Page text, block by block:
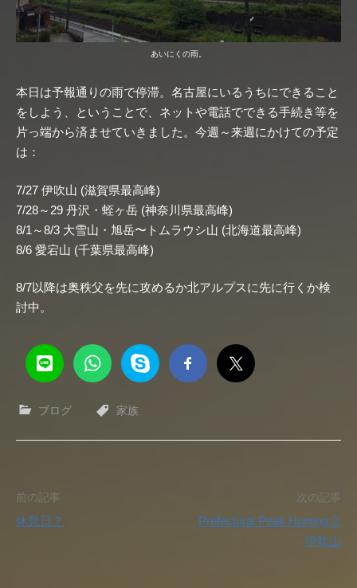
あいにくの雨。
本日は予報通りの雨で停滞。名古屋にいるうちにできること
をしよう、ということで、ネットや電話でできる手続き等を
片っ端から済ませていきました。今週～来週にかけての予定
は：
7/27 伊吹山 (滋賀県最高峰)
7/28～29 丹沢・蛭ヶ岳 (神奈川県最高峰)
8/1～8/3 大雪山・旭岳〜トムラウシ山 (北海道最高峰)
8/6 愛宕山 (千葉県最高峰)
8/7以降は奥秩父を先に攻めるか北アルプスに先に行くか検
討中。
ブログ 家族
投
前の記事
休息日？
次の記事
Prefectural Peak Hunting 2:
伊吹山